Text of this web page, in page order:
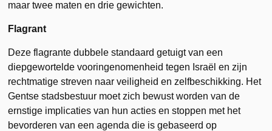
maar twee maten en drie gewichten.
Flagrant
Deze flagrante dubbele standaard getuigt van een
diepgewortelde vooringenomenheid tegen Israël en zijn
rechtmatige streven naar veiligheid en zelfbeschikking. Het
Gentse stadsbestuur moet zich bewust worden van de
ernstige implicaties van hun acties en stoppen met het
bevorderen van een agenda die is gebaseerd op